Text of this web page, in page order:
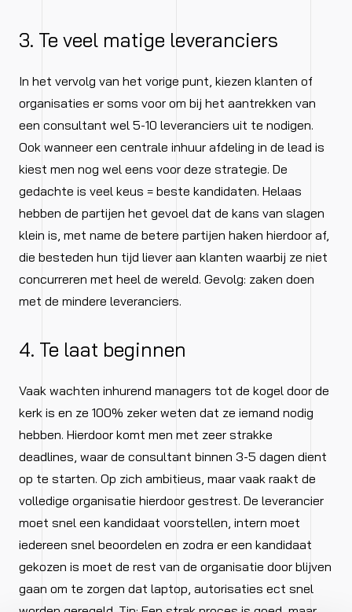
3. Te veel matige leveranciers
In het vervolg van het vorige punt, kiezen klanten of
organisaties er soms voor om bij het aantrekken van
een consultant wel 5-10 leveranciers uit te nodigen.
Ook wanneer een centrale inhuur afdeling in de lead is
kiest men nog wel eens voor deze strategie. De
gedachte is veel keus = beste kandidaten. Helaas
hebben de partijen het gevoel dat de kans van slagen
klein is, met name de betere partijen haken hierdoor af,
die besteden hun tijd liever aan klanten waarbij ze niet
concurreren met heel de wereld. Gevolg: zaken doen
met de mindere leveranciers.
4. Te laat beginnen
Vaak wachten inhurend managers tot de kogel door de
kerk is en ze 100% zeker weten dat ze iemand nodig
hebben. Hierdoor komt men met zeer strakke
deadlines, waar de consultant binnen 3-5 dagen dient
op te starten. Op zich ambitieus, maar vaak raakt de
volledige organisatie hierdoor gestrest. De leverancier
moet snel een kandidaat voorstellen, intern moet
iedereen snel beoordelen en zodra er een kandidaat
gekozen is moet de rest van de organisatie door blijven
gaan om te zorgen dat laptop, autorisaties ect snel